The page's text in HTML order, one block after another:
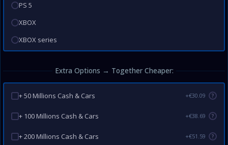
PS 5
XBOX
XBOX series
Extra Options → Together Cheaper:
+ 50 Millions Cash & Cars +€30.09 ?
+ 100 Millions Cash & Cars +€38.69 ?
+ 200 Millions Cash & Cars +€51.59 ?